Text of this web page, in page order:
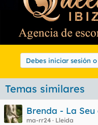
Debes iniciar sesión
Temas similares
Brenda - La Seu
ma-rr24
Lleida